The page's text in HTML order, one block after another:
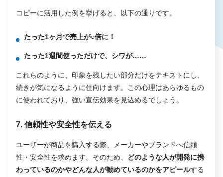
コピーに活用した例を挙げると、以下の通りです。
たった1ヶ月で売上が○倍に！
たった1週間使っただけで、シワが……
これらのように、印象を残したい部分だけをテキストにし、
続きが気になるように仕向けます。この心理はあらゆるもの
に使われており、強い宣伝効果を見込めるでしょう。
7. 信頼性や安全性を伝える
ユーザーが商品を購入する際、メーカーやブランドへ信頼
性・安全性を求めます。そのため、
どのような人が開発に携
わっているのかやどんな人が勧めているのかをアピールする